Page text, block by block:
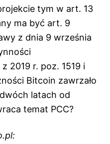
tym w art. 13
ma być art. 9
z dnia 9 września
2019 r. poz. 1519 i
Bitcoin zawrzało
latach od
temat PCC?